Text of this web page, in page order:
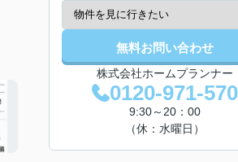
無料お問い合わせ
株式会社ホームプランナー
0120-971-570
9:30～20：00
（休：水曜日）